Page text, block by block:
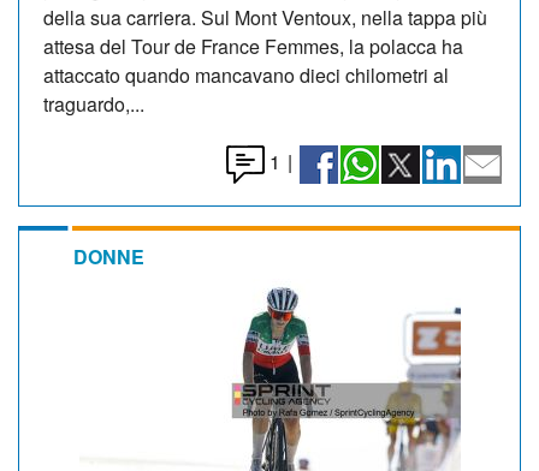
della sua carriera. Sul Mont Ventoux, nella tappa più
attesa del Tour de France Femmes, la polacca ha
attaccato quando mancavano dieci chilometri al
traguardo,...
1 |
DONNE